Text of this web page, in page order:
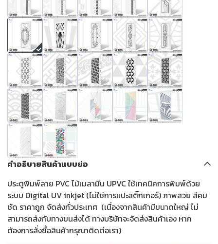
คำอธิบายสินค้าแบบย่อ
ประตูพิมพ์ลาย PVC ไม้เมลามีน UPVC ใช้เทคนิคการพิมพ์ด้วย
ระบบ Digital UV inkjet (ไม่ใช่การแปะสติ๊กเกอร์) ภาพสวย สีคม
ชัด ราคาถูก จัดส่งทั่วประเทศ (เนื่องจากสินค้ามีขนาดใหญ่ ไม่
สามารถส่งกับทางขนส่งได้ ทางบริษัทจะจัดส่งสินค้าเอง หาก
ต้องการสั่งซื้อสินค้ากรุณาติดต่อเรา)